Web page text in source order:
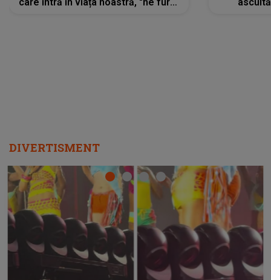
HOROSCOP 11 august 2026. Marte intră în Rac și
aduce tensiuni uriașe pentru o zodie! Conflictele
izbucnesc din senin în jurul ei, iar o situație dificilă
scapă de sub control